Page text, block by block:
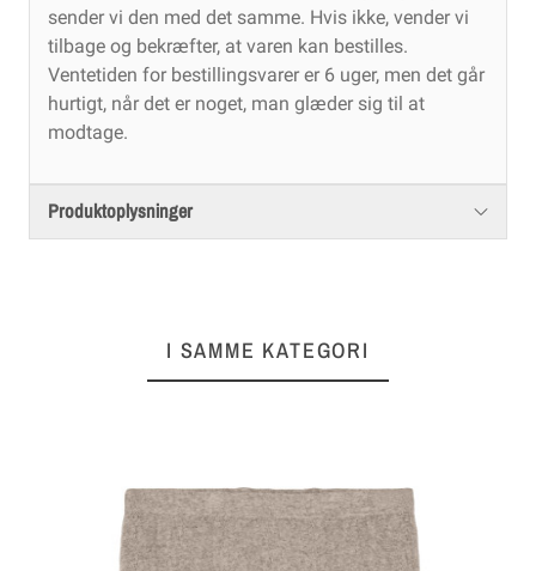
sender vi den med det samme. Hvis ikke, vender vi
tilbage og bekræfter, at varen kan bestilles.
Ventetiden for bestillingsvarer er 6 uger, men det går
hurtigt, når det er noget, man glæder sig til at
modtage.
Produktoplysninger
I SAMME KATEGORI